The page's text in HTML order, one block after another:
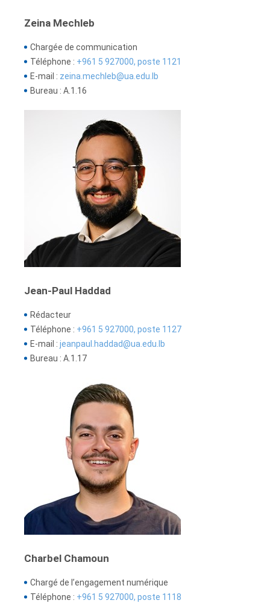
Zeina Mechleb
Chargée de communication
Téléphone : +961 5 927000, poste 1121
E-mail : zeina.mechleb@ua.edu.lb
Bureau : A.1.16
Jean-Paul Haddad
Rédacteur
Téléphone : +961 5 927000, poste 1127
E-mail : jeanpaul.haddad@ua.edu.lb
Bureau : A.1.17
Charbel Chamoun
Chargé de l’engagement numérique
Téléphone : +961 5 927000, poste 1118